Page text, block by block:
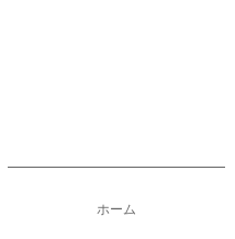
ホーム